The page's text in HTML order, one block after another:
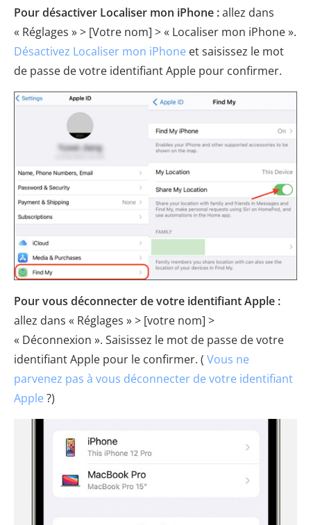
Pour désactiver Localiser mon iPhone :allez dans
« Réglages » > [Votre nom] > « Localiser mon iPhone ».
Désactivez Localiser mon iPhone et saisissez le mot
de passe de votre identifiant Apple pour confirmer.
Pour vous déconnecter de votre identifiant Apple :
allez dans « Réglages » > [votre nom] >
« Déconnexion ». Saisissez le mot de passe de votre
identifiant Apple pour le confirmer. ( Vous ne
parvenez pas à vous déconnecter de votre identifiant
Apple ?)